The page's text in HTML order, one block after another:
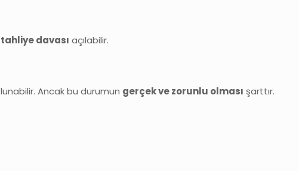
tahliye davası açılabilir.
Ancak bu durumun gerçek ve zorunlu olması şarttır.